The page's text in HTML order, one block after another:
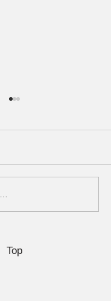
ャンペー
Top